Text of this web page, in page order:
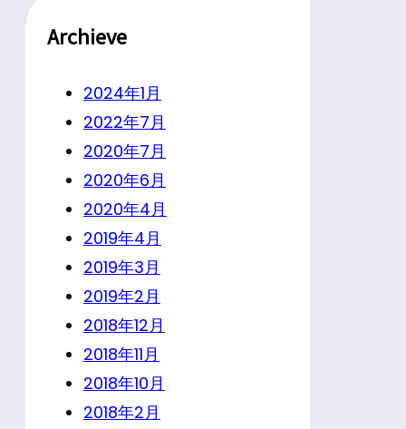
Archieve
2024年1月
2022年7月
2020年7月
2020年6月
2020年4月
2019年4月
2019年3月
2019年2月
2018年12月
2018年11月
2018年10月
2018年2月